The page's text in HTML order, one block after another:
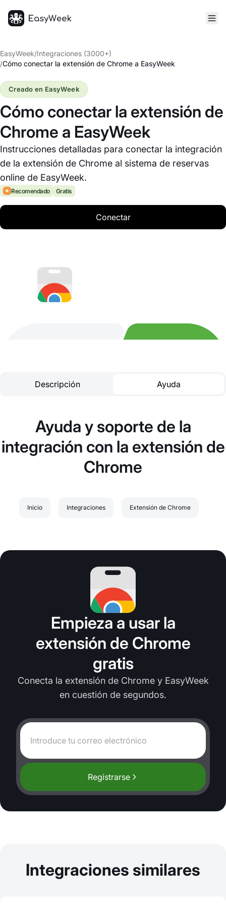
EasyWeek/Integraciones (3000+)
/Cómo conectar la extensión de Chrome a EasyWeek
Cómo conectar la extensión de
Chrome a EasyWeek
Instrucciones detalladas para conectar la integración
de la extensión de Chrome al sistema de reservas
online de EasyWeek.
Creado en EasyWeek
Recomendado Gratis
Conectar
Descripción Ayuda
Ayuda y soporte de la
integración con la extensión de
Chrome
Inicio Integraciones Extensión de Chrome
Empieza a usar la
extensión de Chrome
gratis
Conecta la extensión de Chrome y EasyWeek
en cuestión de segundos.
Registrarse
Integraciones similares